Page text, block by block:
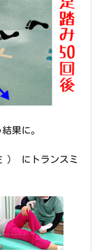
果に。
） にトランスミ